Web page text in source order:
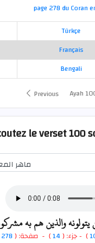
page 278 du Coran
Türkçe
Français
Bengali
Previous
Ayah
le verset 100
يتولونه والذين هم به
) - جزء: ( 14) - صفحة: ( 278